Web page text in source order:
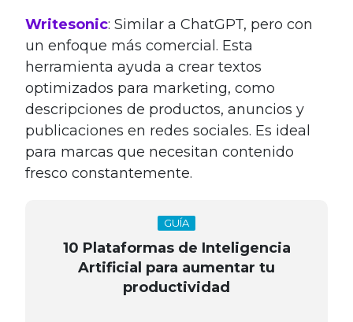
Writesonic: Similar a ChatGPT, pero con
un enfoque más comercial. Esta
herramienta ayuda a crear textos
optimizados para marketing, como
descripciones de productos, anuncios y
publicaciones en redes sociales. Es ideal
para marcas que necesitan contenido
fresco constantemente.
GUÍA
10 Plataformas de Inteligencia
Artificial para aumentar tu
productividad